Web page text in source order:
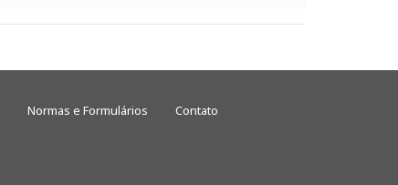
Normas e Formulários Contato